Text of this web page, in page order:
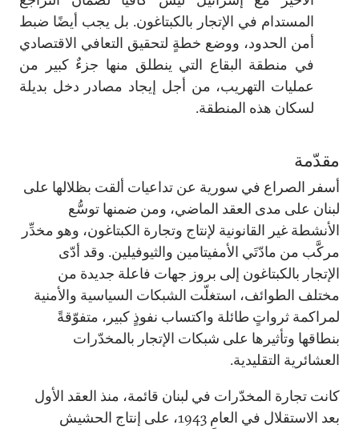
المستدام في الإتجار بالكبتاغون. بل يجب أيضًا ضبط
أمن الحدود، ووضع خطةٍ لتحقيق التعافي الاقتصادي
في منطقة البقاع التي ينطلق منها جزءٌ كبير من
عمليات التهريب، من أجل إيجاد مصادر دخل بديلة
لسكان هذه المنطقة.
مقدّمة
أسفر الصراع في سورية عن تداعيات ألقت بظلالها على
لبنان على مدى العقد الماضي، ومن ضمنها توسُّع
الأنشطة غير القانونية لإنتاج وتجارة الكبتاغون، وهو مخدِّر
مركَّب من مادّتَي الأمفيتامين والثيوفيلين. وقد أدّى
الإتجار بالكبتاغون إلى بروز جهات فاعلة جديدة من
مختلف الطوائف، استغلّت الشبكات السياسية والأمنية
لمراكمة ثرواتٍ طائلة واكتساب نفوذٍ كبير، متفوّقةً
بنطاقها وتأثيرها على شبكات الإتجار بالمخدّرات
العشائرية التقليدية.
كانت تجارة المخدّرات في لبنان قائمة، منذ العقد الأول
بعد الاستقلال في العام 1943، على إنتاج الحشيش